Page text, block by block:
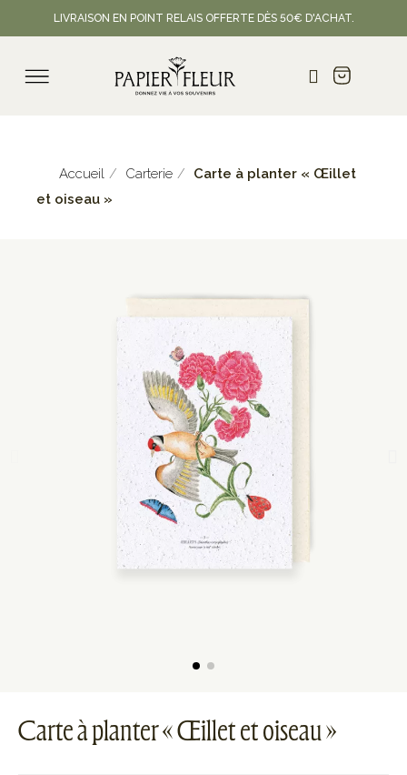
LIVRAISON EN POINT RELAIS OFFERTE DÈS 50€ D'ACHAT.
Accueil Carterie
Carte à planter « Œillet
et oiseau »
Carte à planter « Œillet et oiseau »